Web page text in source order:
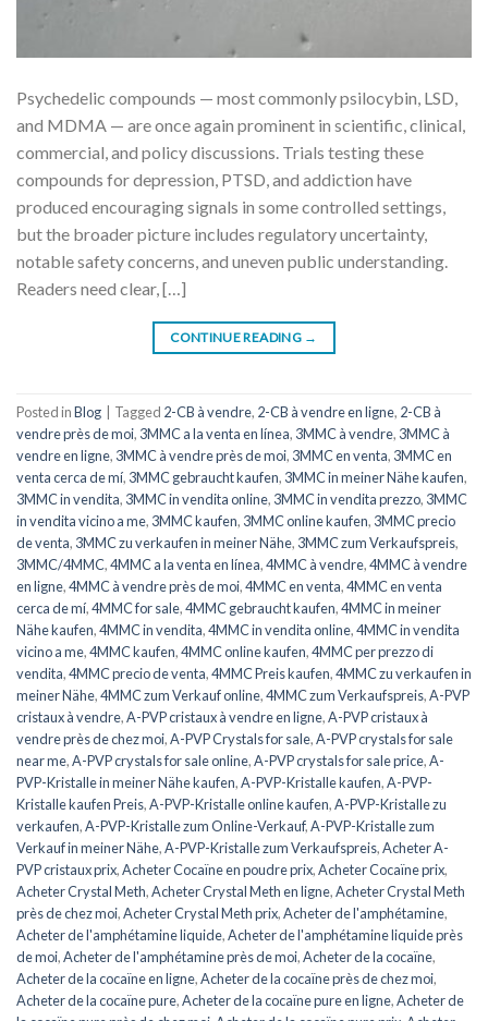
Psychedelic compounds — most commonly psilocybin, LSD,
and MDMA — are once again prominent in scientific, clinical,
commercial, and policy discussions. Trials testing these
compounds for depression, PTSD, and addiction have
produced encouraging signals in some controlled settings,
but the broader picture includes regulatory uncertainty,
notable safety concerns, and uneven public understanding.
Readers need clear, […]
CONTINUE READING →
Posted inBlog Tagged 2-CB à vendre, 2-CB à vendre en ligne, 2-CB à
vendre près de moi, 3MMC a la venta en línea, 3MMC à vendre, 3MMC à
vendre en ligne, 3MMC à vendre près de moi, 3MMC en venta, 3MMC en
venta cerca de mí, 3MMC gebraucht kaufen, 3MMC in meiner Nähe kaufen,
3MMC in vendita, 3MMC in vendita online, 3MMC in vendita prezzo, 3MMC
in vendita vicino a me, 3MMC kaufen, 3MMC online kaufen, 3MMC precio
de venta, 3MMC zu verkaufen in meiner Nähe, 3MMC zum Verkaufspreis,
3MMC/4MMC,4MMC a la venta en línea,4MMC à vendre,4MMC à vendre
en ligne,4MMC à vendre près de moi,4MMC en venta,4MMC en venta
cerca de mí,4MMC for sale,4MMC gebraucht kaufen,4MMC in meiner
Nähe kaufen,4MMC in vendita,4MMC in vendita online,4MMC in vendita
vicino a me,4MMC kaufen,4MMC online kaufen,4MMC per prezzo di
vendita,4MMC precio de venta,4MMC Preis kaufen,4MMC zu verkaufen in
meiner Nähe,4MMC zum Verkauf online,4MMC zum Verkaufspreis,A-PVP
cristaux à vendre,A-PVP cristaux à vendre en ligne,A-PVP cristaux à
vendre près de chez moi,A-PVP Crystals for sale,A-PVP crystals for sale
near me,A-PVP crystals for sale online,A-PVP crystals for sale price,A-
PVP-Kristalle in meiner Nähe kaufen,A-PVP-Kristalle kaufen,A-PVP-
Kristalle kaufen Preis,A-PVP-Kristalle online kaufen,A-PVP-Kristalle zu
verkaufen,A-PVP-Kristalle zum Online-Verkauf,A-PVP-Kristalle zum
Verkauf in meiner Nähe,A-PVP-Kristalle zum Verkaufspreis,Acheter A-
PVP cristaux prix,Acheter Cocaïne en poudre prix,Acheter Cocaïne prix,
Acheter Crystal Meth,Acheter Crystal Meth en ligne,Acheter Crystal Meth
près de chez moi,Acheter Crystal Meth prix,Acheter de l'amphétamine,
Acheter de l'amphétamine liquide,Acheter de l'amphétamine liquide près
de moi,Acheter de l'amphétamine près de moi,Acheter de la cocaïne,
Acheter de la cocaïne en ligne,Acheter de la cocaïne près de chez moi,
Acheter de la cocaïne pure,Acheter de la cocaïne pure en ligne,Acheter de